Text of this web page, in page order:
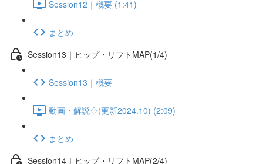
Session12｜概要 (1:41)
まとめ
Session13｜ヒップ・リフトMAP(1/4)
Session13｜概要
動画・解説♢(更新2024.10) (2:09)
まとめ
Session14｜ヒップ・リフトMAP(2/4)